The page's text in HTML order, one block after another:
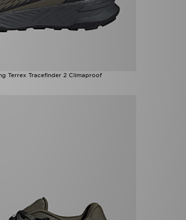
Terrex Tracefinder 2 Climaproof